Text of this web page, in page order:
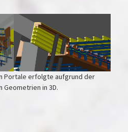
Portale erfolgte aufgrund der
Geometrien in 3D.